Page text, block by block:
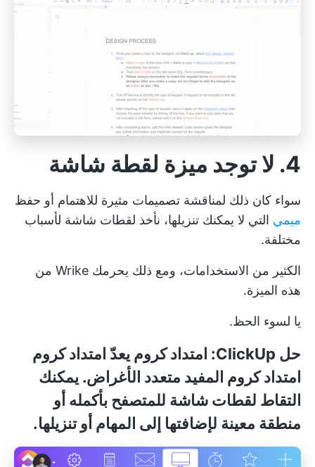
4. لا توجد ميزة لقطة شاشة
سواء كان ذلك لمناقشة تصميمات مثيرة للاهتمام أو حفظ
ميمي التي لا يمكنك تنزيلها، نأخذ لقطات شاشة لأسباب
مختلفة.
الكثير من الاستخدامات، ومع ذلك يحرمك Wrike من
هذه الميزة.
يا لسوء الحظ.
حل ClickUp: امتداد كروم يعدّ امتداد كروم
امتداد كروم المفيد متعدد الأغراض. يمكنك
التقاط لقطات شاشة للمتصفح بأكمله أو
منطقة معينة لإضافتها إلى المهام أو تنزيلها.